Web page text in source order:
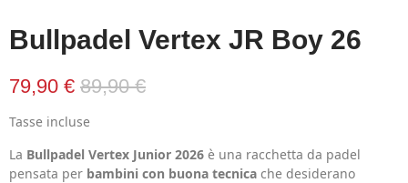
Bullpadel Vertex JR Boy 26
79,90 € 89,90 €
Tasse incluse
La Bullpadel Vertex Junior 2026 è una racchetta da padel
pensata per bambini con buona tecnica che desiderano